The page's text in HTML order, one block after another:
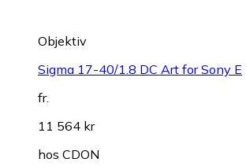
Objektiv
Sigma 17-40/1.8 DC Art for Sony E
fr.
11 564 kr
hos CDON